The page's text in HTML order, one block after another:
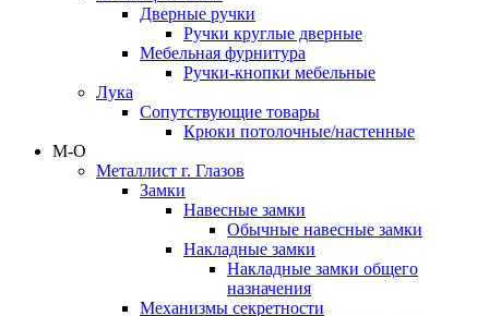
Дверные ручки
Ручки круглые дверные
Мебельная фурнитура
Ручки-кнопки мебельные
Лука
Сопутствующие товары
Крюки потолочные/настенные
М-О
Металлист г. Глазов
Замки
Навесные замки
Обычные навесные замки
Накладные замки
Накладные замки общего
назначения
Механизмы секретности